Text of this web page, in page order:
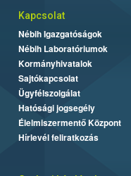
Kapcsolat
Nébih Igazgatóságok
Nébih Laboratóriumok
Kormányhivatalok
Sajtókapcsolat
Ügyfélszolgálat
Hatósági jogsegély
Élelmiszermentő Központ
Hírlevél feliratkozás